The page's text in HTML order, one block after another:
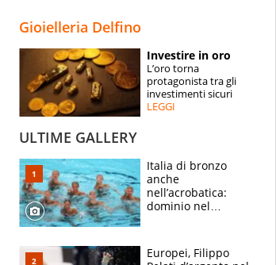
ESPERTI
CONTATTI
Gioielleria Delfino
Investire in oro
L’oro torna
protagonista tra gli
investimenti sicuri
LEGGI
ULTIME GALLERY
Italia di bronzo
anche
nell’acrobatica:
dominio nel
e compagni
continuare
Europei, Filippo